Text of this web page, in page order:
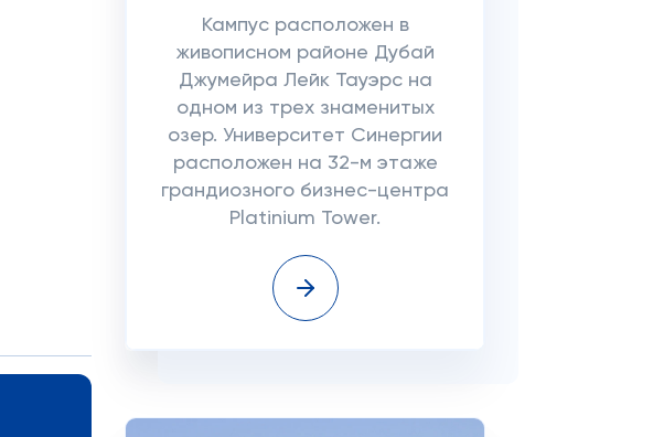
Кампус расположен в
живописном районе Дубай
Джумейра Лейк Тауэрс на
одном из трех знаменитых
озер. Университет Синергии
расположен на 32-м этаже
грандиозного бизнес-центра
Platinium Tower.